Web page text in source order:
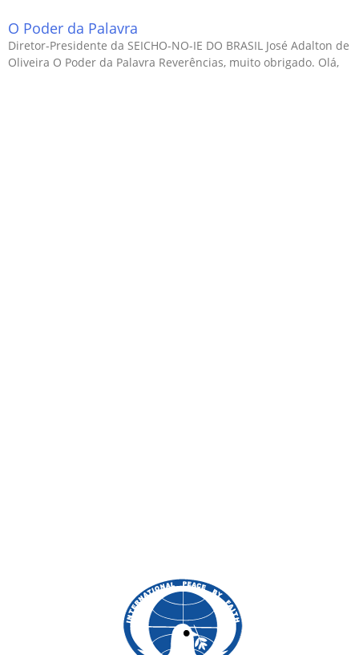
O Poder da Palavra
Diretor-Presidente da SEICHO-NO-IE DO BRASIL José Adalton de
Oliveira O Poder da Palavra Reverências, muito obrigado. Olá,